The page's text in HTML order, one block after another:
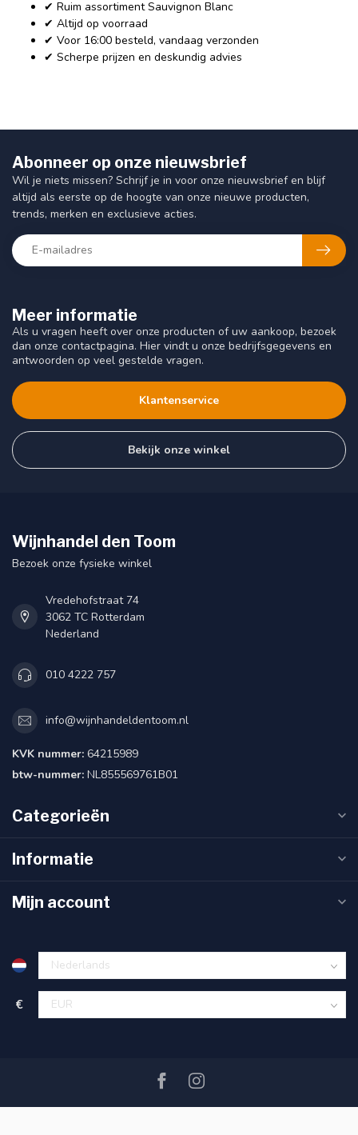
✔ Ruim assortiment Sauvignon Blanc
✔ Altijd op voorraad
✔ Voor 16:00 besteld, vandaag verzonden
✔ Scherpe prijzen en deskundig advies
Meer informatie
Als u vragen heeft over onze producten of uw aankoop, bezoek
dan onze contactpagina. Hier vindt u onze bedrijfsgegevens en
antwoorden op veel gestelde vragen.
Klantenservice
Bekijk onze winkel
Abonneer op onze nieuwsbrief
Wil je niets missen? Schrijf je in voor onze nieuwsbrief en blijf
altijd als eerste op de hoogte van onze nieuwe producten,
trends, merken en exclusieve acties.
Wijnhandel den Toom
Bezoek onze fysieke winkel
Vredehofstraat 74
3062 TC Rotterdam
Nederland
010 4222 757
info@wijnhandeldentoom.nl
KVK nummer: 64215989
btw-nummer: NL855569761B01
Categorieën
Informatie
Mijn account
€